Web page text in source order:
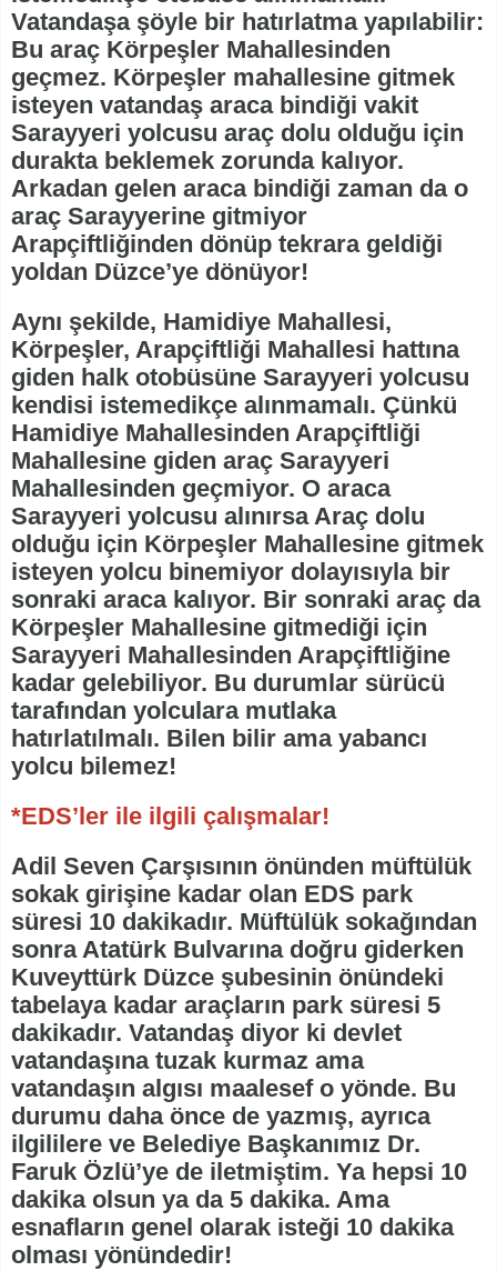
Vatandaşa şöyle bir hatırlatma yapılabilir:
Bu araç Körpeşler Mahallesinden
geçmez. Körpeşler mahallesine gitmek
isteyen vatandaş araca bindiği vakit
Sarayyeri yolcusu araç dolu olduğu için
durakta beklemek zorunda kalıyor.
Arkadan gelen araca bindiği zaman da o
araç Sarayyerine gitmiyor
Arapçiftliğinden dönüp tekrara geldiği
yoldan Düzce’ye dönüyor!
Aynı şekilde, Hamidiye Mahallesi,
Körpeşler, Arapçiftliği Mahallesi hattına
giden halk otobüsüne Sarayyeri yolcusu
kendisi istemedikçe alınmamalı. Çünkü
Hamidiye Mahallesinden Arapçiftliği
Mahallesine giden araç Sarayyeri
Mahallesinden geçmiyor. O araca
Sarayyeri yolcusu alınırsa Araç dolu
olduğu için Körpeşler Mahallesine gitmek
isteyen yolcu binemiyor dolayısıyla bir
sonraki araca kalıyor. Bir sonraki araç da
Körpeşler Mahallesine gitmediği için
Sarayyeri Mahallesinden Arapçiftliğine
kadar gelebiliyor. Bu durumlar sürücü
tarafından yolculara mutlaka
hatırlatılmalı. Bilen bilir ama yabancı
yolcu bilemez!
*EDS’ler ile ilgili çalışmalar!
Adil Seven Çarşısının önünden müftülük
sokak girişine kadar olan EDS park
süresi 10 dakikadır. Müftülük sokağından
sonra Atatürk Bulvarına doğru giderken
Kuveyttürk Düzce şubesinin önündeki
tabelaya kadar araçların park süresi 5
dakikadır. Vatandaş diyor ki devlet
vatandaşına tuzak kurmaz ama
vatandaşın algısı maalesef o yönde. Bu
durumu daha önce de yazmış, ayrıca
ilgililere ve Belediye Başkanımız Dr.
Faruk Özlü’ye de iletmiştim. Ya hepsi 10
dakika olsun ya da 5 dakika. Ama
esnafların genel olarak isteği 10 dakika
olması yönündedir!